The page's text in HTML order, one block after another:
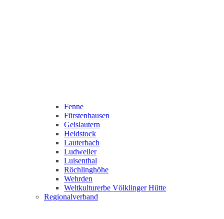
Fenne
Fürstenhausen
Geislautern
Heidstock
Lauterbach
Ludweiler
Luisenthal
Röchlinghöhe
Wehrden
Weltkulturerbe Völklinger Hütte
Regionalverband